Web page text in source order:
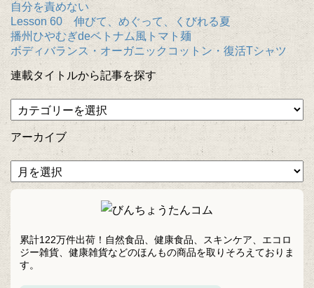
自分を責めない
Lesson 60 伸びて、めぐって、くびれる夏
播州ひやむぎdeベトナム風トマト麺
ボディバランス・オーガニックコットン・復活Tシャツ
連載タイトルから記事を探す
アーカイブ
累計122万件出荷！自然食品、健康食品、スキンケア、エコロ
ジー雑貨、健康雑貨などのほんもの商品を取りそろえておりま
す。